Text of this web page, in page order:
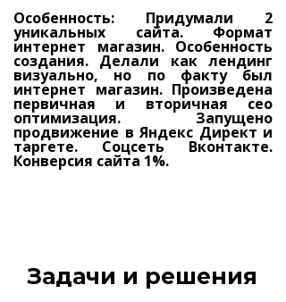
Особенность: Придумали 2
уникальных сайта. Формат
интернет магазин. Особенность
создания. Делали как лендинг
визуально, но по факту был
интернет магазин. Произведена
первичная и вторичная сео
оптимизация. Запущено
продвижение в Яндекс Директ и
таргете. Соцсеть Вконтакте.
Конверсия сайта 1%.
Задачи и решения